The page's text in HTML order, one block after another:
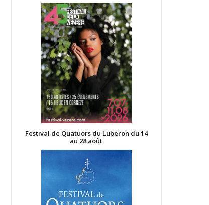
Festival de Quatuors du Luberon du 14
au 28 août